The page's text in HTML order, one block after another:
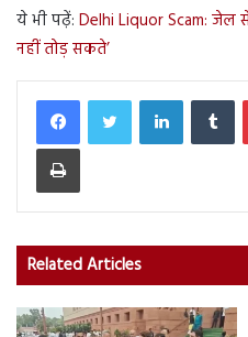
ये भी पढ़ें: Delhi Liquor Scam: जेल
नहीं तोड़ सकते’
LinkedIn
Print
Related Articles